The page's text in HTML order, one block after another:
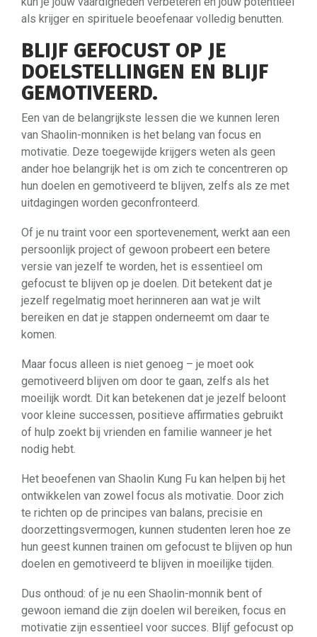
als krijger en spirituele beoefenaar volledig benutten.
BLIJF GEFOCUST OP JE
DOELSTELLINGEN EN BLIJF
GEMOTIVEERD.
Een van de belangrijkste lessen die we kunnen leren
van Shaolin-monniken is het belang van focus en
motivatie. Deze toegewijde krijgers weten als geen
ander hoe belangrijk het is om zich te concentreren op
hun doelen en gemotiveerd te blijven, zelfs als ze met
uitdagingen worden geconfronteerd.
Of je nu traint voor een sportevenement, werkt aan een
persoonlijk project of gewoon probeert een betere
versie van jezelf te worden, het is essentieel om
gefocust te blijven op je doelen. Dit betekent dat je
jezelf regelmatig moet herinneren aan wat je wilt
bereiken en dat je stappen onderneemt om daar te
komen.
Maar focus alleen is niet genoeg – je moet ook
gemotiveerd blijven om door te gaan, zelfs als het
moeilijk wordt. Dit kan betekenen dat je jezelf beloont
voor kleine successen, positieve affirmaties gebruikt
of hulp zoekt bij vrienden en familie wanneer je het
nodig hebt.
Het beoefenen van Shaolin Kung Fu kan helpen bij het
ontwikkelen van zowel focus als motivatie. Door zich
te richten op de principes van balans, precisie en
doorzettingsvermogen, kunnen studenten leren hoe ze
hun geest kunnen trainen om gefocust te blijven op hun
doelen en gemotiveerd te blijven in moeilijke tijden.
Dus onthoud: of je nu een Shaolin-monnik bent of
gewoon iemand die zijn doelen wil bereiken, focus en
motivatie zijn essentieel voor succes. Blijf gefocust op